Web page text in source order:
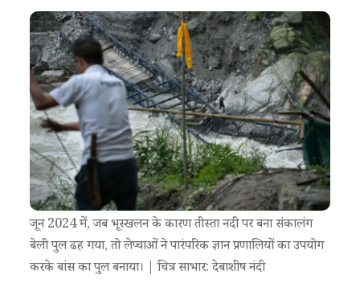
जून 2024 में, जब भूस्खलन के कारण तीस्ता नदी पर बना संकालंग
बेली पुल ढह गया, तो लेप्चाओं ने पारंपरिक ज्ञान प्रणालियों का उपयोग
करके बांस का पुल बनाया। | चित्र साभार: देबाशीष नंदी